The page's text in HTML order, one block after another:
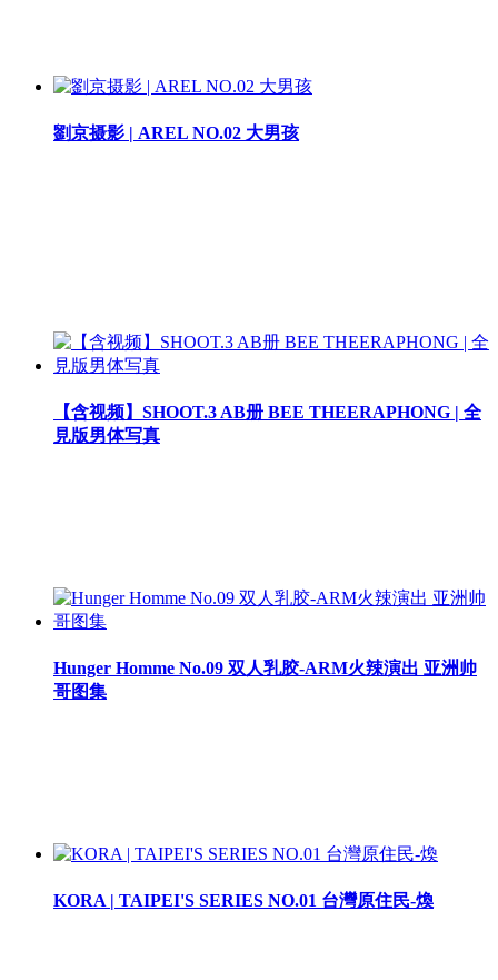
劉京摄影 | AREL NO.02 大男孩
【含视频】SHOOT.3 AB册 BEE THEERAPHONG | 全
見版男体写真
Hunger Homme No.09 双人乳胶-ARM火辣演出 亚洲帅
哥图集
KORA | TAIPEI'S SERIES NO.01 台灣原住民-煥